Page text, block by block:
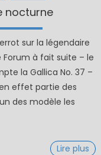
nocturne
sur la légendaire
à fait suite – le
la Gallica No. 37 –
effet partie des
des modèle les
Lire plus